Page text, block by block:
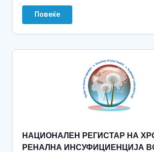
Повеќе
НАЦИОНАЛЕН РЕГИСТАР НА
РЕНАЛНА ИНСУФИЦИЕНЦИЈА